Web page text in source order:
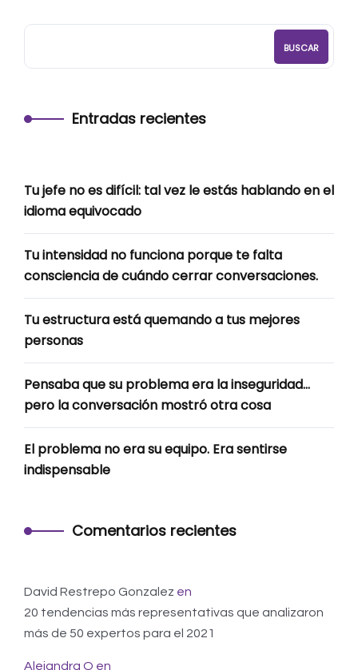
BUSCAR
Entradas recientes
Tu jefe no es difícil: tal vez le estás hablando en el
idioma equivocado
Tu intensidad no funciona porque te falta
consciencia de cuándo cerrar conversaciones.
Tu estructura está quemando a tus mejores
personas
Pensaba que su problema era la inseguridad…
pero la conversación mostró otra cosa
El problema no era su equipo. Era sentirse
indispensable
Comentarios recientes
David Restrepo Gonzalez en
20 tendencias más representativas que analizaron
más de 50 expertos para el 2021
Alejandra O en